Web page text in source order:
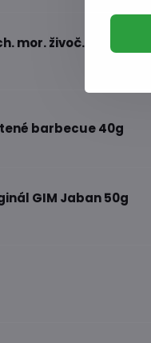
mor. živoč. 40g
barbecue 40g
GIM Jaban 50g